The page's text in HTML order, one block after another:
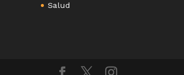
Salud